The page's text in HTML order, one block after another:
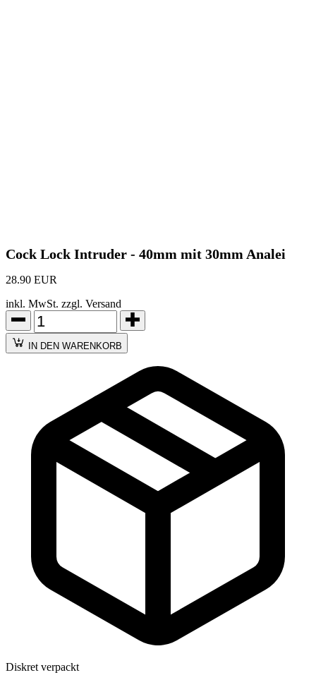
Cock Lock Intruder - 40mm mit 30mm Analei
28.90 EUR
inkl. MwSt. zzgl. Versand
IN DEN WARENKORB
Diskret verpackt